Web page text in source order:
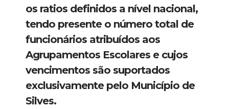
os ratios definidos a nível nacional,
tendo presente o número total de
funcionários atribuídos aos
Agrupamentos Escolares e cujos
vencimentos são suportados
exclusivamente pelo Município de
Silves.